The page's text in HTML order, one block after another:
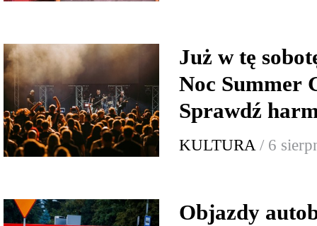
Już w tę
Noc Summer
Sprawdź
KULTURA / 6
Objazdy